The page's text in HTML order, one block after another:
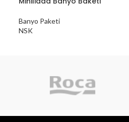
Banyo Paketi
NSK